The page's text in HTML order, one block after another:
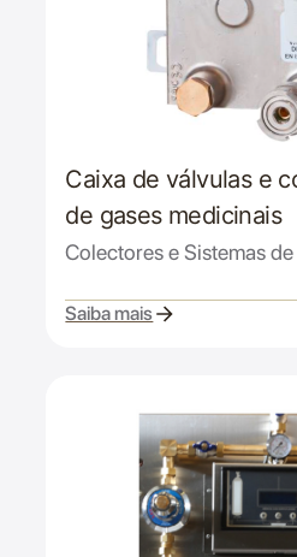
Caixa de válvulas e
de gases medicinais
Colectores e Sistemas
Saiba mais